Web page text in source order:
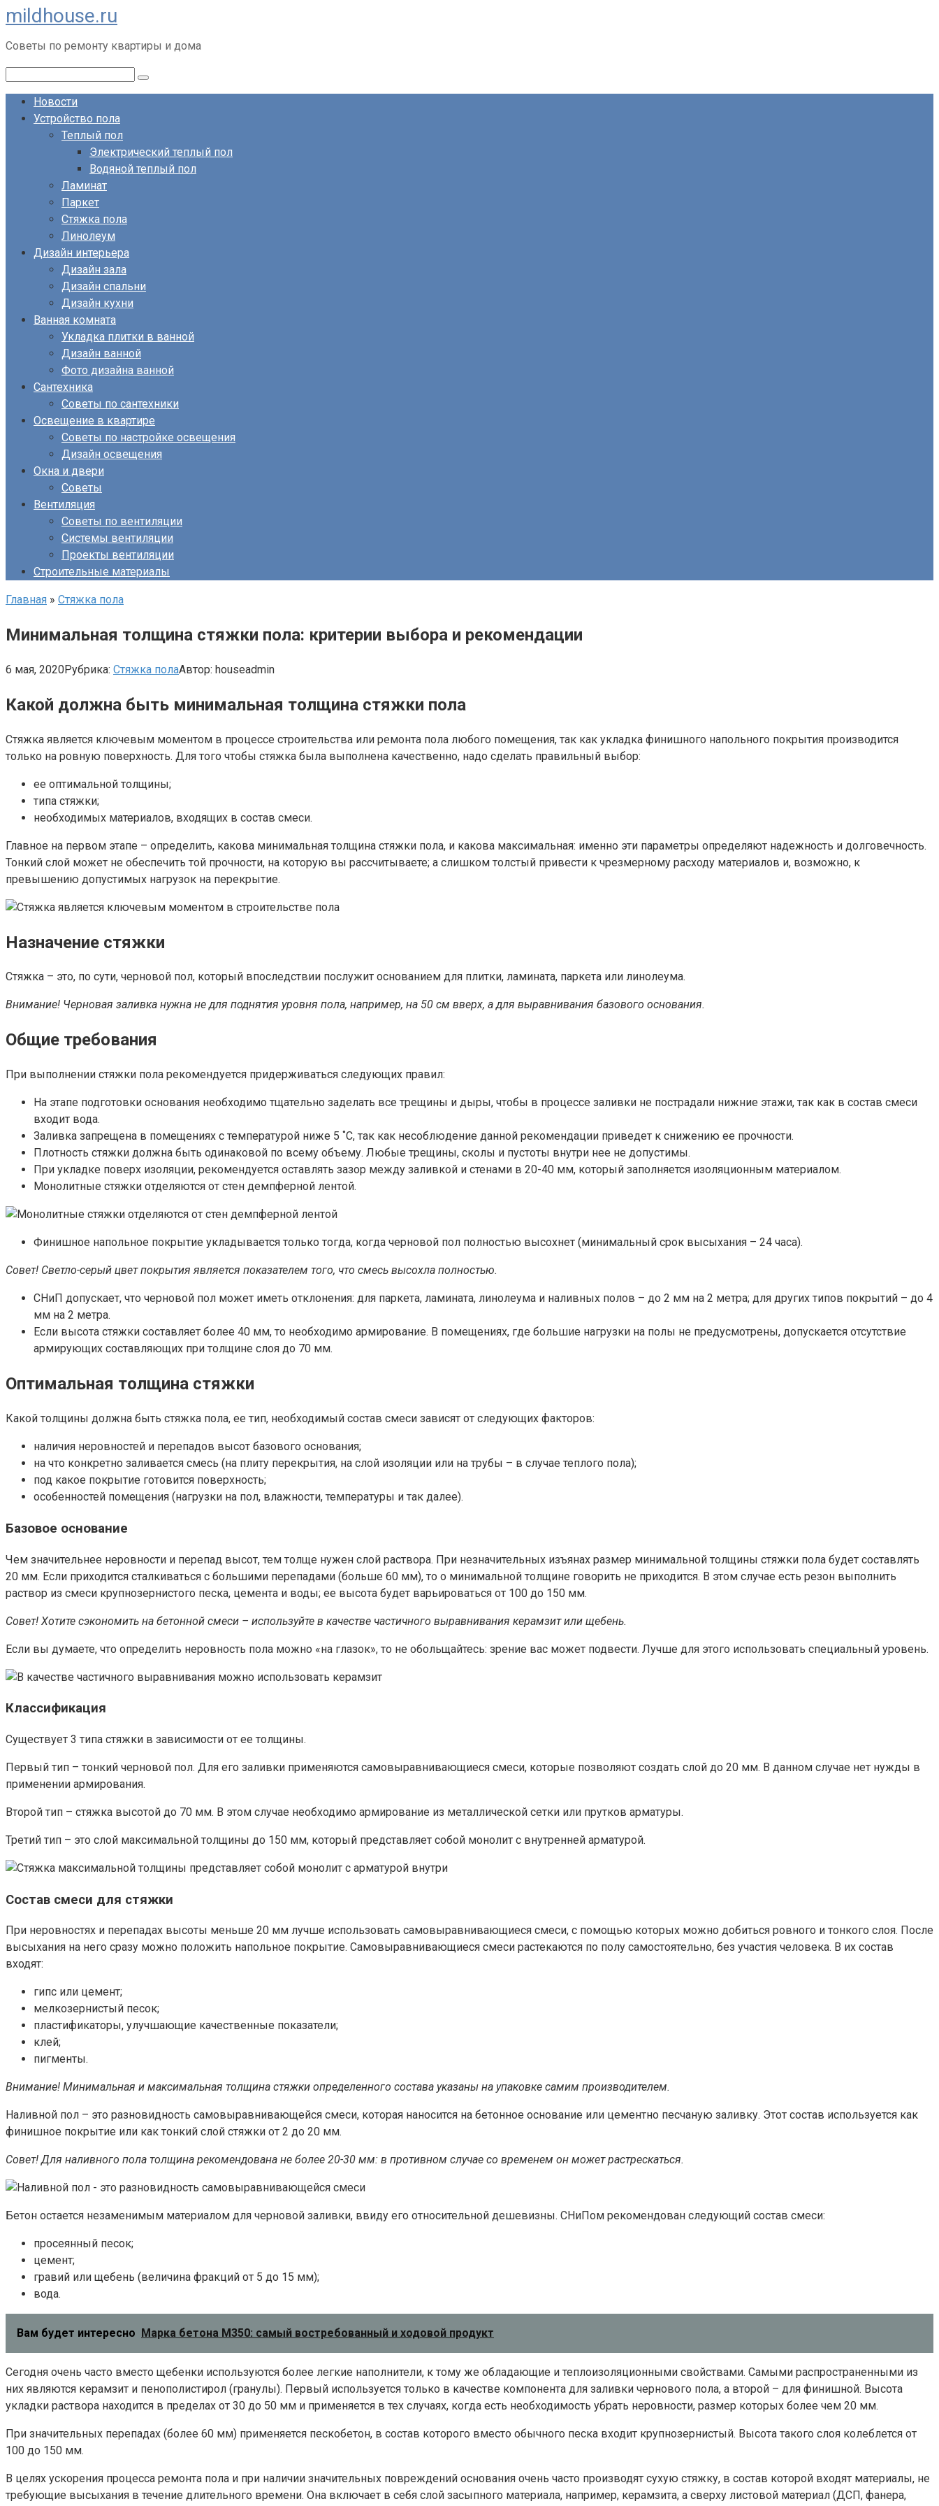
Перейти
к
контенту
mildhouse.ru
Советы по ремонту квартиры и дома
Новости
Устройство пола
Теплый пол
Электрический теплый пол
Водяной теплый пол
Ламинат
Паркет
Стяжка пола
Линолеум
Дизайн интерьера
Дизайн зала
Дизайн спальни
Дизайн кухни
Ванная комната
Укладка плитки в ванной
Дизайн ванной
Фото дизайна ванной
Сантехника
Советы по сантехники
Освещение в квартире
Советы по настройке освещения
Дизайн освещения
Окна и двери
Советы
Вентиляция
Советы по вентиляции
Системы вентиляции
Проекты вентиляции
Строительные материалы
Главная » Стяжка пола
Минимальная толщина стяжки пола: критерии выбора и рекомендации
6 мая, 2020Рубрика: Стяжка полаАвтор: houseadmin
Какой должна быть минимальная толщина стяжки пола
Стяжка является ключевым моментом в процессе строительства или ремонта пола любого помещения, так как укладка финишного напольного покрытия производится
только на ровную поверхность. Для того чтобы стяжка была выполнена качественно, надо сделать правильный выбор:
ее оптимальной толщины;
типа стяжки;
необходимых материалов, входящих в состав смеси.
Главное на первом этапе – определить, какова минимальная толщина стяжки пола, и какова максимальная: именно эти параметры определяют надежность и долговечность.
Тонкий слой может не обеспечить той прочности, на которую вы рассчитываете; а слишком толстый привести к чрезмерному расходу материалов и, возможно, к
превышению допустимых нагрузок на перекрытие.
Назначение стяжки
Стяжка – это, по сути, черновой пол, который впоследствии послужит основанием для плитки, ламината, паркета или линолеума.
Внимание! Черновая заливка нужна не для поднятия уровня пола, например, на 50 см вверх, а для выравнивания базового основания.
Общие требования
При выполнении стяжки пола рекомендуется придерживаться следующих правил:
На этапе подготовки основания необходимо тщательно заделать все трещины и дыры, чтобы в процессе заливки не пострадали нижние этажи, так как в состав смеси
входит вода.
Заливка запрещена в помещениях с температурой ниже 5 ˚С, так как несоблюдение данной рекомендации приведет к снижению ее прочности.
Плотность стяжки должна быть одинаковой по всему объему. Любые трещины, сколы и пустоты внутри нее не допустимы.
При укладке поверх изоляции, рекомендуется оставлять зазор между заливкой и стенами в 20-40 мм, который заполняется изоляционным материалом.
Монолитные стяжки отделяются от стен демпферной лентой.
Финишное напольное покрытие укладывается только тогда, когда черновой пол полностью высохнет (минимальный срок высыхания – 24 часа).
Совет! Светло-серый цвет покрытия является показателем того, что смесь высохла полностью.
СНиП допускает, что черновой пол может иметь отклонения: для паркета, ламината, линолеума и наливных полов – до 2 мм на 2 метра; для других типов покрытий – до 4
мм на 2 метра.
Если высота стяжки составляет более 40 мм, то необходимо армирование. В помещениях, где большие нагрузки на полы не предусмотрены, допускается отсутствие
армирующих составляющих при толщине слоя до 70 мм.
Оптимальная толщина стяжки
Какой толщины должна быть стяжка пола, ее тип, необходимый состав смеси зависят от следующих факторов:
наличия неровностей и перепадов высот базового основания;
на что конкретно заливается смесь (на плиту перекрытия, на слой изоляции или на трубы – в случае теплого пола);
под какое покрытие готовится поверхность;
особенностей помещения (нагрузки на пол, влажности, температуры и так далее).
Базовое основание
Чем значительнее неровности и перепад высот, тем толще нужен слой раствора. При незначительных изъянах размер минимальной толщины стяжки пола будет составлять
20 мм. Если приходится сталкиваться с большими перепадами (больше 60 мм), то о минимальной толщине говорить не приходится. В этом случае есть резон выполнить
раствор из смеси крупнозернистого песка, цемента и воды; ее высота будет варьироваться от 100 до 150 мм.
Совет! Хотите сэкономить на бетонной смеси – используйте в качестве частичного выравнивания керамзит или щебень.
Если вы думаете, что определить неровность пола можно «на глазок», то не обольщайтесь: зрение вас может подвести. Лучше для этого использовать специальный уровень.
Классификация
Существует 3 типа стяжки в зависимости от ее толщины.
Первый тип – тонкий черновой пол. Для его заливки применяются самовыравнивающиеся смеси, которые позволяют создать слой до 20 мм. В данном случае нет нужды в
применении армирования.
Второй тип – стяжка высотой до 70 мм. В этом случае необходимо армирование из металлической сетки или прутков арматуры.
Третий тип – это слой максимальной толщины до 150 мм, который представляет собой монолит с внутренней арматурой.
Состав смеси для стяжки
При неровностях и перепадах высоты меньше 20 мм лучше использовать самовыравнивающиеся смеси, с помощью которых можно добиться ровного и тонкого слоя. После
высыхания на него сразу можно положить напольное покрытие. Самовыравнивающиеся смеси растекаются по полу самостоятельно, без участия человека. В их состав
входят:
гипс или цемент;
мелкозернистый песок;
пластификаторы, улучшающие качественные показатели;
клей;
пигменты.
Внимание! Минимальная и максимальная толщина стяжки определенного состава указаны на упаковке самим производителем.
Наливной пол – это разновидность самовыравнивающейся смеси, которая наносится на бетонное основание или цементно песчаную заливку. Этот состав используется как
финишное покрытие или как тонкий слой стяжки от 2 до 20 мм.
Совет! Для наливного пола толщина рекомендована не более 20-30 мм: в противном случае со временем он может растрескаться.
Бетон остается незаменимым материалом для черновой заливки, ввиду его относительной дешевизны. СНиПом рекомендован следующий состав смеси:
просеянный песок;
цемент;
гравий или щебень (величина фракций от 5 до 15 мм);
вода.
Вам будет интересно Марка бетона М350: самый востребованный и ходовой продукт
Сегодня очень часто вместо щебенки используются более легкие наполнители, к тому же обладающие и теплоизоляционными свойствами. Самыми распространенными из
них являются керамзит и пенополистирол (гранулы). Первый используется только в качестве компонента для заливки чернового пола, а второй – для финишной. Высота
укладки раствора находится в пределах от 30 до 50 мм и применяется в тех случаях, когда есть необходимость убрать неровности, размер которых более чем 20 мм.
При значительных перепадах (более 60 мм) применяется пескобетон, в состав которого вместо обычного песка входит крупнозернистый. Высота такого слоя колеблется от
100 до 150 мм.
В целях ускорения процесса ремонта пола и при наличии значительных повреждений основания очень часто производят сухую стяжку, в состав которой входят материалы, не
требующие высыхания в течение длительного времени. Она включает в себя слой засыпного материала, например, керамзита, а сверху листовой материал (ДСП, фанера,